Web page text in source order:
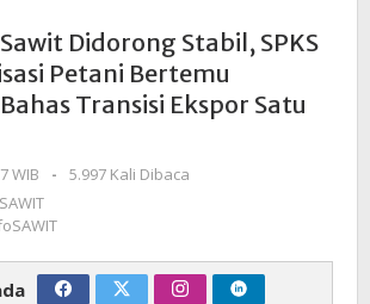
Didorong
Stabil,
SPKS
dan
Bertemu
Transisi
Ekspor
Didorong Stabil, SPKS
Petani Bertemu
Transisi Ekspor Satu
WIB
oleh
InfoSAWIT
-
5.997 Kali Dibaca